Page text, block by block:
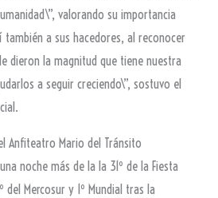
valorando su importancia
a sus hacedores, al reconocer
dieron la magnitud que tiene nuestra
a seguir creciendo\”, sostuvo el
Anfiteatro Mario del Tránsito
noche más de la la 31º de la Fiesta
del Mercosur y 1º Mundial tras la